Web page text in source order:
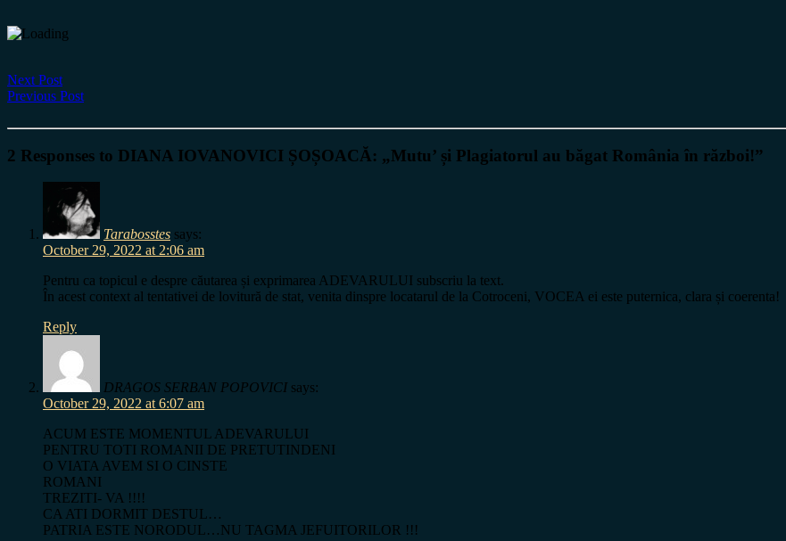
Next Post
Previous Post
2 Responses to DIANA IOVANOVICI ȘOȘOACĂ: „Mutu’ și Plagiatorul au băgat România în război!”
Tarabosstes says:
October 29, 2022 at 2:06 am
Pentru ca topicul e despre căutarea și exprimarea ADEVARULUI subscriu la text.
În acest context al tentativei de lovitură de stat, venita dinspre locatarul de la Cotroceni, VOCEA ei este puternica, clara și coerenta!
Reply
DRAGOS SERBAN POPOVICI says:
October 29, 2022 at 6:07 am
ACUM ESTE MOMENTUL ADEVARULUI
PENTRU TOTI ROMANII DE PRETUTINDENI
O VIATA AVEM SI O CINSTE
ROMANI
TREZITI- VA !!!!
CA ATI DORMIT DESTUL…
PATRIA ESTE NORODUL…NU TAGMA JEFUITORILOR !!!